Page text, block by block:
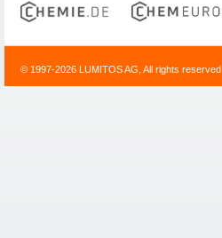
© 1997-2026 LUMITOS AG, All rights reserved